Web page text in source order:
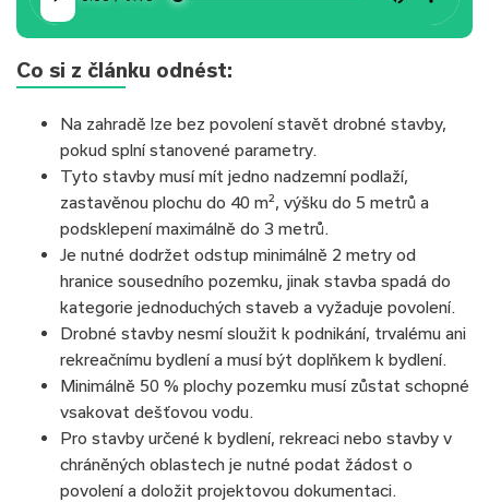
Co si z článku odnést:
Na zahradě lze bez povolení stavět drobné stavby,
pokud splní stanovené parametry.
Tyto stavby musí mít jedno nadzemní podlaží,
zastavěnou plochu do 40 m², výšku do 5 metrů a
podsklepení maximálně do 3 metrů.
Je nutné dodržet odstup minimálně 2 metry od
hranice sousedního pozemku, jinak stavba spadá do
kategorie jednoduchých staveb a vyžaduje povolení.
Drobné stavby nesmí sloužit k podnikání, trvalému ani
rekreačnímu bydlení a musí být doplňkem k bydlení.
Minimálně 50 % plochy pozemku musí zůstat schopné
vsakovat dešťovou vodu.
Pro stavby určené k bydlení, rekreaci nebo stavby v
chráněných oblastech je nutné podat žádost o
povolení a doložit projektovou dokumentaci.